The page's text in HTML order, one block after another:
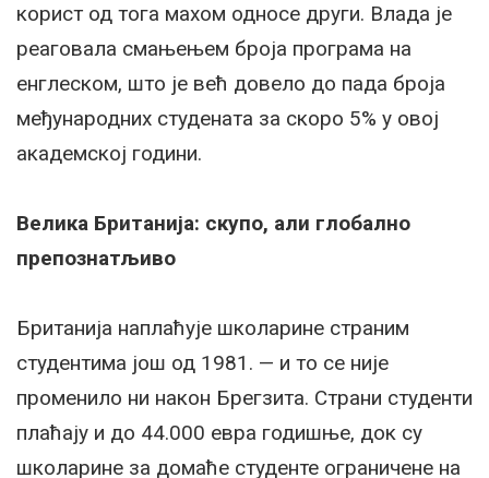
корист од тога махом односе други. Влада је
реаговала смањењем броја програма на
енглеском, што је већ довело до пада броја
међународних студената за скоро 5% у овој
академској години.
Велика Британија: скупо, али глобално
препознатљиво
Британија наплаћује школарине страним
студентима још од 1981. — и то се није
променило ни након Брегзита. Страни студенти
плаћају и до 44.000 евра годишње, док су
школарине за домаће студенте ограничене на